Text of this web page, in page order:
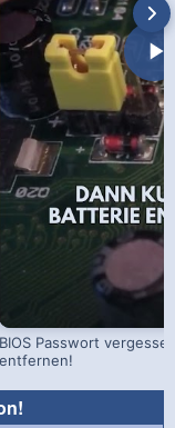
BIOS Passwort
entfernen!